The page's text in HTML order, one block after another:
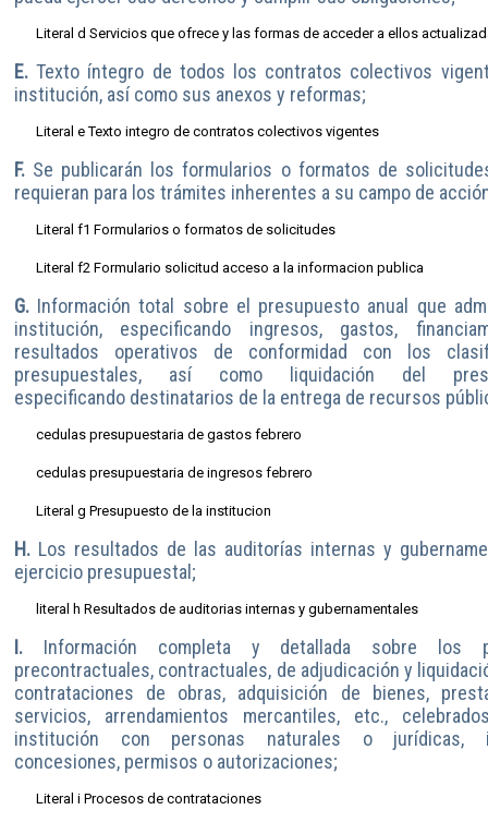
Literal d Servicios que ofrece y las formas de acceder a ellos
E. Texto íntegro de todos los contratos colectivos
institución, así como sus anexos y reformas;
Literal e Texto integro de contratos colectivos vigentes
F. Se publicarán los formularios o formatos de
requieran para los trámites inherentes a su campo de
Literal f1 Formularios o formatos de solicitudes
Literal f2 Formulario solicitud acceso a la informacion publica
G. Información total sobre el presupuesto anual que
institución, especificando ingresos, gastos,
resultados operativos de conformidad con los
presupuestales, así como liquidación del
especificando destinatarios de la entrega de recursos
cedulas presupuestaria de gastos febrero
cedulas presupuestaria de ingresos febrero
Literal g Presupuesto de la institucion
H. Los resultados de las auditorías internas y
ejercicio presupuestal;
literal h Resultados de auditorias internas y gubernamentales
I. Información completa y detallada sobre los
precontractuales, contractuales, de adjudicación y
contrataciones de obras, adquisición de bienes,
servicios, arrendamientos mercantiles, etc.,
institución con personas naturales o jurídicas,
concesiones, permisos o autorizaciones;
Literal i Procesos de contrataciones